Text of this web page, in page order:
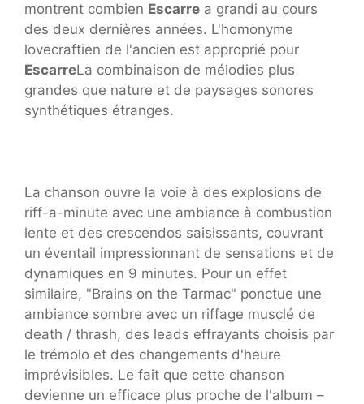
montrent combien Escarre a grandi au cours
des deux dernières années. L'homonyme
lovecraftien de l'ancien est approprié pour
EscarreLa combinaison de mélodies plus
grandes que nature et de paysages sonores
synthétiques étranges.
La chanson ouvre la voie à des explosions de
riff-a-minute avec une ambiance à combustion
lente et des crescendos saisissants, couvrant
un éventail impressionnant de sensations et de
dynamiques en 9 minutes. Pour un effet
similaire, "Brains on the Tarmac" ponctue une
ambiance sombre avec un riffage musclé de
death / thrash, des leads effrayants choisis par
le trémolo et des changements d'heure
imprévisibles. Le fait que cette chanson
devienne un efficace plus proche de l'album –